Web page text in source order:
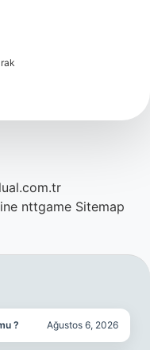
nttgame Sitemap
? Ağustos 6, 2026